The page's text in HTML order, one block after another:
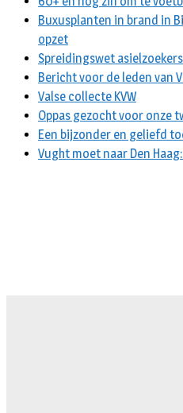
Buxusplanten in brand in
opzet
Spreidingswet
Bericht voor de leden van
Valse collecte KVW
Oppas gezocht voor onze
Een bijzonder en geliefd
Vught moet naar Den